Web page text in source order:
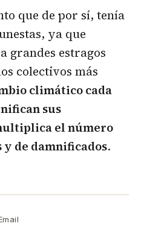
que de por sí, tenía
ya que
grandes estragos
colectivos más
climático cada
sus
el número
de damnificados.